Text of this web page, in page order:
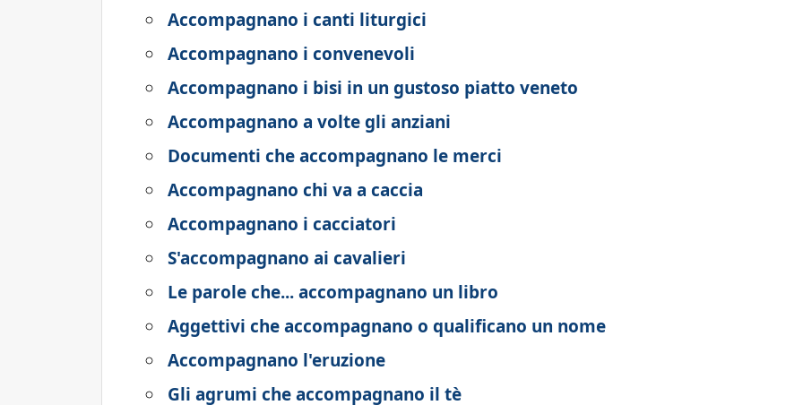
Accompagnano i canti liturgici
Accompagnano i convenevoli
Accompagnano i bisi in un gustoso piatto veneto
Accompagnano a volte gli anziani
Documenti che accompagnano le merci
Accompagnano chi va a caccia
Accompagnano i cacciatori
S'accompagnano ai cavalieri
Le parole che... accompagnano un libro
Aggettivi che accompagnano o qualificano un nome
Accompagnano l'eruzione
Gli agrumi che accompagnano il tè